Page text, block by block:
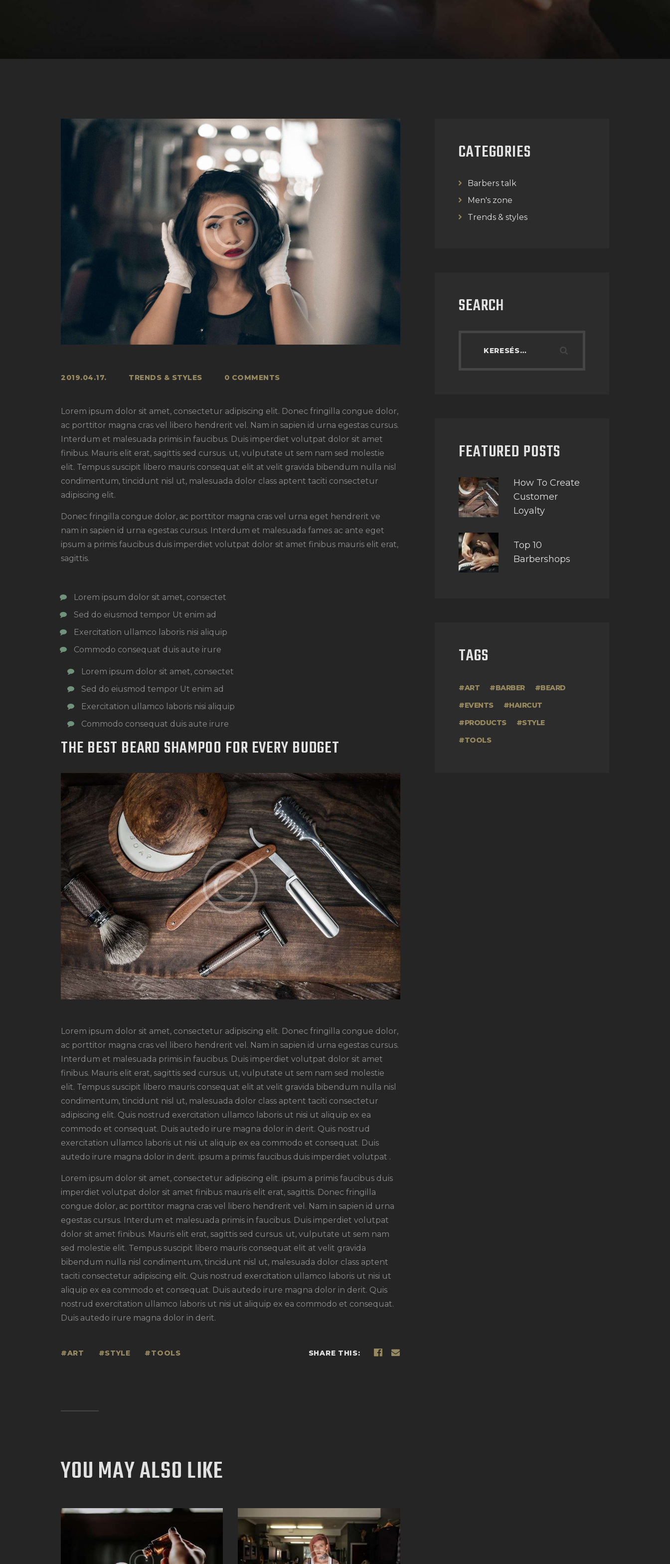
2019.04.17. TRENDS & STYLES 0 COMMENTS
Lorem ipsum dolor sit amet, consectetur adipiscing elit. Donec fringilla congue dolor,
ac porttitor magna cras vel libero hendrerit vel. Nam in sapien id urna egestas cursus.
Interdum et malesuada primis in faucibus. Duis imperdiet volutpat dolor sit amet
finibus. Mauris elit erat, sagittis sed cursus. ut, vulputate ut sem nam sed molestie
elit. Tempus suscipit libero mauris consequat elit at velit gravida bibendum nulla nisl
condimentum, tincidunt nisl ut, malesuada dolor class aptent taciti consectetur
adipiscing elit.
Donec fringilla congue dolor, ac porttitor magna cras vel urna eget hendrerit ve
nam in sapien id urna egestas cursus. Interdum et malesuada fames ac ante eget
ipsum a primis faucibus duis imperdiet volutpat dolor sit amet finibus mauris elit erat,
sagittis.
Lorem ipsum dolor sit amet, consectet
Sed do eiusmod tempor Ut enim ad
Exercitation ullamco laboris nisi aliquip
Commodo consequat duis aute irure
Lorem ipsum dolor sit amet, consectet
Sed do eiusmod tempor Ut enim ad
Exercitation ullamco laboris nisi aliquip
Commodo consequat duis aute irure
THE BEST BEARD SHAMPOO FOR EVERY BUDGET
Lorem ipsum dolor sit amet, consectetur adipiscing elit. Donec fringilla congue dolor,
ac porttitor magna cras vel libero hendrerit vel. Nam in sapien id urna egestas cursus.
Interdum et malesuada primis in faucibus. Duis imperdiet volutpat dolor sit amet
finibus. Mauris elit erat, sagittis sed cursus. ut, vulputate ut sem nam sed molestie
elit. Tempus suscipit libero mauris consequat elit at velit gravida bibendum nulla nisl
condimentum, tincidunt nisl ut, malesuada dolor class aptent taciti consectetur
adipiscing elit. Quis nostrud exercitation ullamco laboris ut nisi ut aliquip ex ea
commodo et consequat. Duis autedo irure magna dolor in derit. Quis nostrud
exercitation ullamco laboris ut nisi ut aliquip ex ea commodo et consequat. Duis
autedo irure magna dolor in derit. ipsum a primis faucibus duis imperdiet volutpat .
Lorem ipsum dolor sit amet, consectetur adipiscing elit. ipsum a primis faucibus duis
imperdiet volutpat dolor sit amet finibus mauris elit erat, sagittis. Donec fringilla
congue dolor, ac porttitor magna cras vel libero hendrerit vel. Nam in sapien id urna
egestas cursus. Interdum et malesuada primis in faucibus. Duis imperdiet volutpat
dolor sit amet finibus. Mauris elit erat, sagittis sed cursus. ut, vulputate ut sem nam
sed molestie elit. Tempus suscipit libero mauris consequat elit at velit gravida
bibendum nulla nisl condimentum, tincidunt nisl ut, malesuada dolor class aptent
taciti consectetur adipiscing elit. Quis nostrud exercitation ullamco laboris ut nisi ut
aliquip ex ea commodo et consequat. Duis autedo irure magna dolor in derit. Quis
nostrud exercitation ullamco laboris ut nisi ut aliquip ex ea commodo et consequat.
Duis autedo irure magna dolor in derit.
ART STYLE TOOLS SHARE THIS:
YOU MAY ALSO LIKE
CATEGORIES
Barbers talk
Men's zone
Trends & styles
SEARCH
FEATURED POSTS
How To Create
Customer
Loyalty
Top 10
Barbershops
TAGS
ART BARBER
BEARD
EVENTS
HAIRCUT
PRODUCTS
STYLE
TOOLS